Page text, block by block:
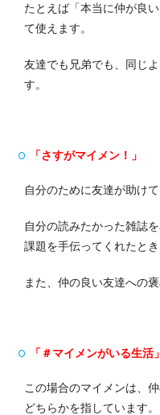
たとえば「本当に仲が良
て使えます。
友達でも兄弟でも、同じ
す。
「さすがマイメン！」
自分のために友達が助け
自分の読みたかった雑誌
課題を手伝ってくれたとき
また、仲の良い友達への
「＃マイメンがいる生活」
この場合のマイメンは、
どちらかを指しています。